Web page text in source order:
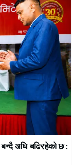
बन्दै अघि बढिरहेको छ :